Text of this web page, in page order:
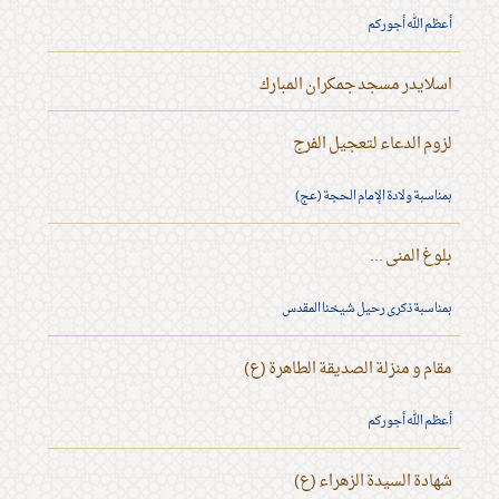
أعظم الله أجوركم
اسلايدر مسجد جمكران المبارك
لزوم الدعاء لتعجيل الفرج
بمناسبة ولادة الإمام الحجة (عج)
بلوغ المنى ...
بمناسبة ذكرى رحيل شيخنا المقدس
مقام و منزلة الصديقة الطاهرة (ع)
أعظم الله أجوركم
شهادة السيدة الزهراء (ع)